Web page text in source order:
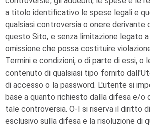
a titolo identificativo le spese legali e
qualsiasi controversia o onere derivante
questo Sito, e senza limitazione legato
omissione che possa costituire
Termini e condizioni, o di parte di essi, o
contenuto di qualsiasi tipo fornito
di accesso o la password. L'utente si
base a quanto richiesto dalla difesa e/o
tale controversia. O-I si riserva il diritto
esclusivo sulla difesa e la risoluzione di